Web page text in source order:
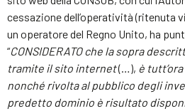
cessazione dell’operatività (ritenuta
un operatore del Regno Unito, ha
“CONSIDERATO che la sopra
tramite il sito internet(…), è
nonché rivolta al pubblico degli
predetto dominio è risultato